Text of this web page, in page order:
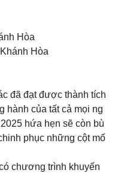
Hòa
Hòa
đã đạt được thành tích
hành của tất cả mọi ng
hứa hẹn sẽ còn bù
phục những cột mố
chương trình khuyến